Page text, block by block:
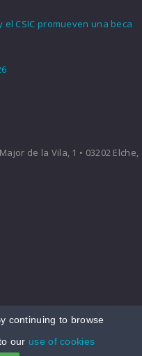
el CSIC promueven una beca
Major de la Vila, 1 • 03202 Elche,
FacoElche
continuing to browse
our use of cookies